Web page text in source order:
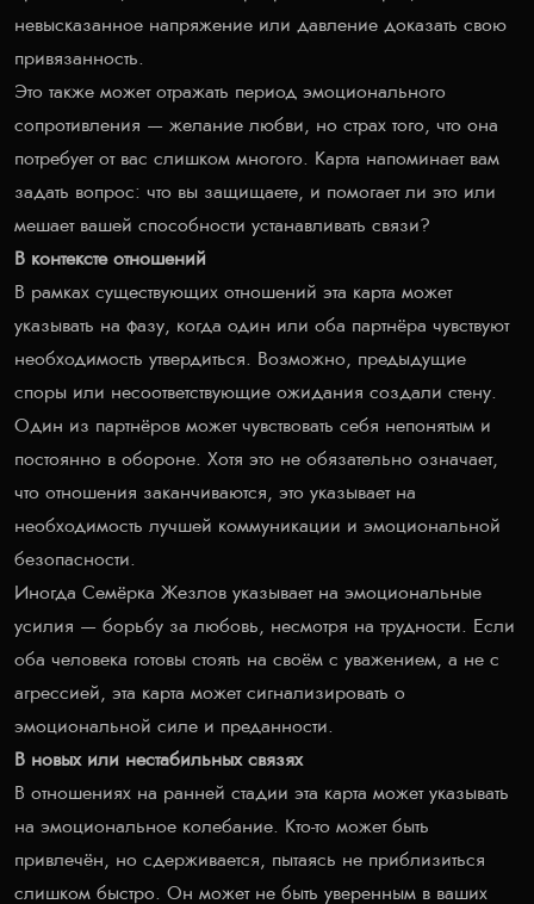
невысказанное напряжение или давление доказать свою
привязанность.
Это также может отражать период эмоционального
сопротивления — желание любви, но страх того, что она
потребует от вас слишком многого. Карта напоминает вам
задать вопрос: что вы защищаете, и помогает ли это или
мешает вашей способности устанавливать связи?
В контексте отношений
В рамках существующих отношений эта карта может
указывать на фазу, когда один или оба партнёра чувствуют
необходимость утвердиться. Возможно, предыдущие
споры или несоответствующие ожидания создали стену.
Один из партнёров может чувствовать себя непонятым и
постоянно в обороне. Хотя это не обязательно означает,
что отношения заканчиваются, это указывает на
необходимость лучшей коммуникации и эмоциональной
безопасности.
Иногда Семёрка Жезлов указывает на эмоциональные
усилия — борьбу за любовь, несмотря на трудности. Если
оба человека готовы стоять на своём с уважением, а не с
агрессией, эта карта может сигнализировать о
эмоциональной силе и преданности.
В новых или нестабильных связях
В отношениях на ранней стадии эта карта может указывать
на эмоциональное колебание. Кто-то может быть
привлечён, но сдерживается, пытаясь не приблизиться
слишком быстро. Он может не быть уверенным в ваших